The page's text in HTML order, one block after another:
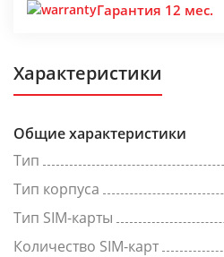
Гарантия 12 мес.
Характеристики
Общие характеристики
Тип
Тип корпуса
Тип SIM-карты
Количество SIM-карт